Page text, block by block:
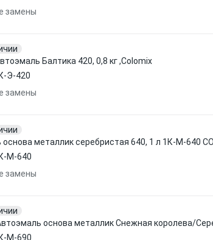
замены
Балтика 420, 0,8 кг ,Colomix
Э-420
замены
металлик серебристая 640, 1 л 1К-М-640
М-640
замены
основа металлик Снежная королева/
М-690